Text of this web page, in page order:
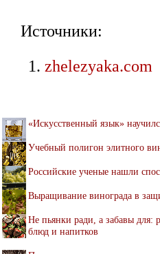
Источники:
zhelezyaka.com
«Искусственный язык»
Учебный полигон элитного
Российские ученые нашли
Выращивание винограда в
Не пьянки ради, а забавы для:
блюд и напитков